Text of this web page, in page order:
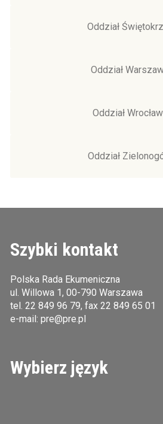
Oddział
Oddział
Oddział
Oddział
Szybki kontakt
Polska Rada Ekumeniczna
ul. Willowa 1, 00-790 Warszawa
tel. 22 849 96 79, fax 22 849 65 01
e-mail: pre@pre.pl
Wybierz język